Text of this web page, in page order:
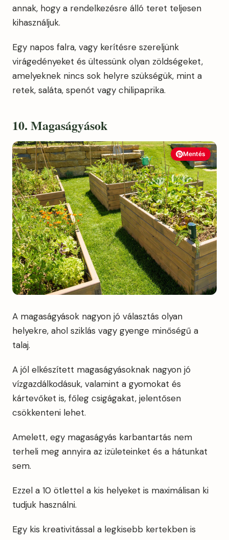
annak, hogy a rendelkezésre álló teret teljesen
kihasználjuk.
Egy napos falra, vagy kerítésre szereljünk
virágedényeket és ültessünk olyan zöldségeket,
amelyeknek nincs sok helyre szükségük, mint a
retek, saláta, spenót vagy chilipaprika.
10. Magaságyások
Mentés
A magaságyások nagyon jó választás olyan
helyekre, ahol sziklás vagy gyenge minőségű a
talaj.
A jól elkészített magaságyásoknak nagyon jó
vízgazdálkodásuk, valamint a gyomokat és
kártevőket is, főleg csigágakat, jelentősen
csökkenteni lehet.
Amelett, egy magaságyás karbantartás nem
terheli meg annyira az izületeinket és a hátunkat
sem.
Ezzel a 10 ötlettel a kis helyeket is maximálisan ki
tudjuk használni.
Egy kis kreativitással a legkisebb kertekben is